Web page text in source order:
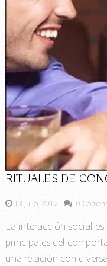
RITUALES DE
13 julio, 2012 0
La interacción social
principales del
una relación con